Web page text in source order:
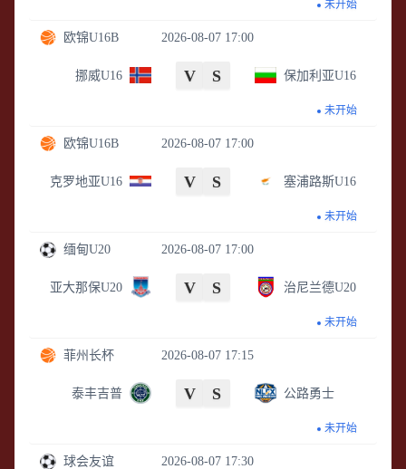
未开始
2026-08-07 17:00
欧锦U16B
挪威U16 V S 保加利亚U16
未开始
2026-08-07 17:00
欧锦U16B
克罗地亚U16 V S 塞浦路斯U16
未开始
2026-08-07 17:00
缅甸U20
亚大那保U20 V S 治尼兰德U20
未开始
2026-08-07 17:15
菲州长杯
泰丰吉普 V S 公路勇士
未开始
2026-08-07 17:30
球会友谊